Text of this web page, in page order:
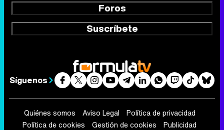
Foros
Suscríbete
Síguenos
Quiénes somos Aviso Legal
Política de privacidad
Política de cookies
Gestión de cookies
Publicidad